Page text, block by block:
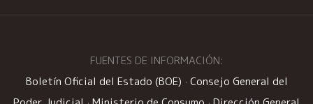
FUENTES DE INFORMACIÓN:
Boletín Oficial del Estado (BOE) · Consejo General del